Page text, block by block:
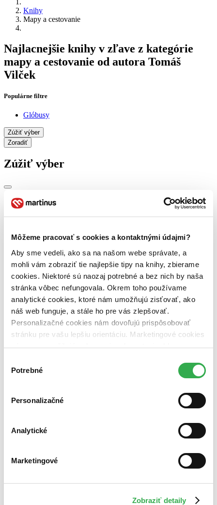
Môžeme pracovať s cookies a kontaktnými údajmi?
Aby sme vedeli, ako sa na našom webe správate, a
mohli vám zobraziť tie najlepšie tipy na knihy, zbierame
cookies. Niektoré sú naozaj potrebné a bez nich by naša
stránka vôbec nefungovala. Okrem toho používame
analytické cookies, ktoré nám umožňujú zisťovať, ako
náš web funguje, a stále ho pre vás zlepšovať.
Personalizačné cookies nám dovoľujú prispôsobovať
stránku pre vašu lepšiu orientáciu. Marketingové cookies
nám zas umožňujú zobrazenie relevantnej reklamy.
nám pomohlo, keby sme mohli používať všetky tieto
súhlasu
Potrebné
Personalizačné
Analytické
Marketingové
Zobraziť detaily
Knihy
Mapy a cestovanie
Najlacnejšie knihy v zľave z kategórie
mapy a cestovanie od autora Tomáš
Vilček
Populárne filtre
Glóbusy
Zúžiť výber
Zoradiť
Zúžiť výber
Zobraziť iba
Dostupnosť
na centrálnom sklade (0 titulov)
na centrálnom sklade
predpredaj (0 titulov)
pripravujeme (0 titulov)pripravujeme
dostupná (bez vypredaných) (0 titulov)dostupná (bez
vypredaných)
Nové / čítané
nová (0 titulov)nová
čítaná (0 titulov)čítaná
čítaná - výborný stav (0 titulov) čítaná - výborný stav
čítané verzie
vypredaných kníh
Bestsellery
Top hodnotené
Najdrahšie